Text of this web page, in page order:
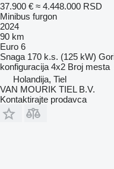
37.900 € ≈ 4.448.000 RSD
Minibus furgon
2024
90 km
Euro 6
Snaga 170 k.s. (125 kW)
konfiguracija 4x2 Broj mesta
Holandija, Tiel
VAN MOURIK TIEL B.V.
Kontaktirajte prodavca